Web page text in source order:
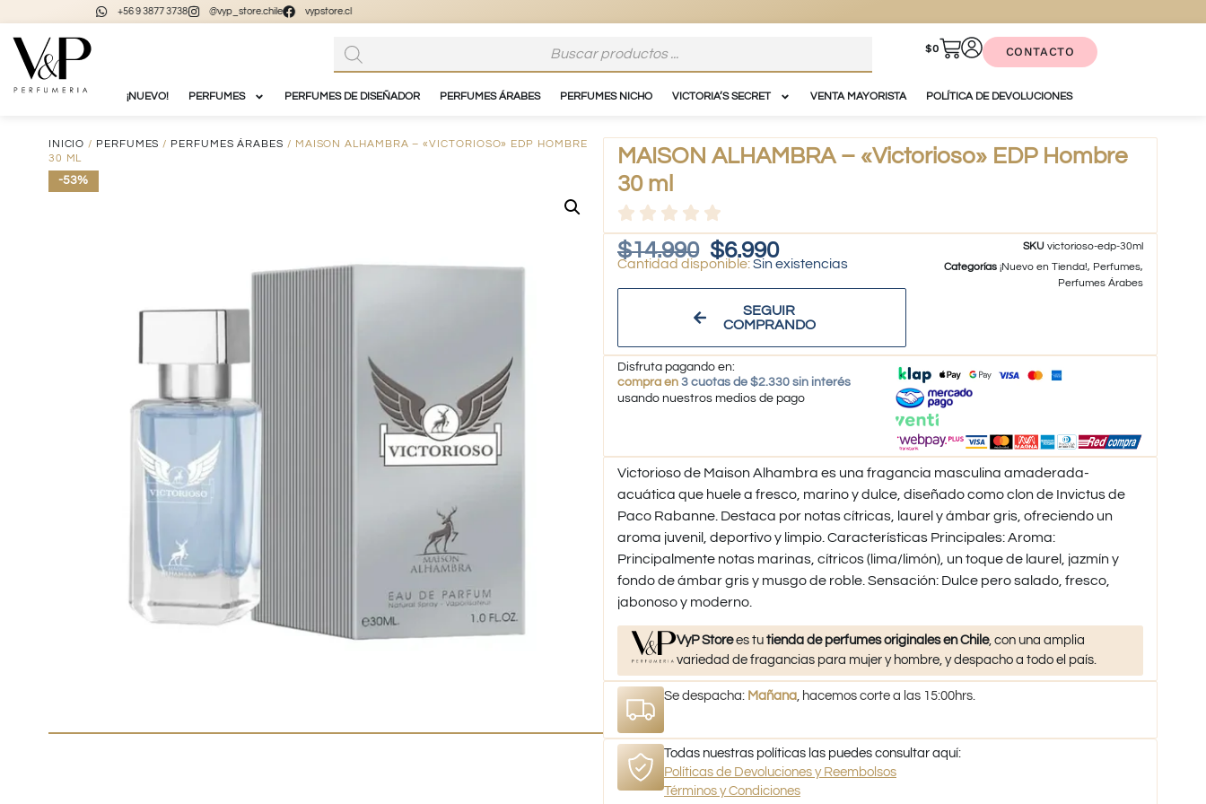
+56 9 3877 3738 @vyp_store.chile vypstore.cl
$0 CONTACTO
¡NUEVO! PERFUMES PERFUMES DE DISEÑADOR PERFUMES ÁRABES PERFUMES NICHO VICTORIA’S SECRET VENTA MAYORISTA POLÍTICA DE DEVOLUCIONES
INICIO / PERFUMES / PERFUMES ÁRABES / MAISON ALHAMBRA – «VICTORIOSO» EDP HOMBRE
30 ML
-53%
MAISON ALHAMBRA – «Victorioso» EDP Hombre
30 ml
$14.990 $6.990
Sin existencias
SEGUIR
COMPRANDO
SKUvictorioso-edp-30ml
Categorías ¡Nuevo en Tienda!, Perfumes,
Perfumes Árabes
Disfruta pagando en:
compra en 3 cuotas de $2.330 sin interés
usando nuestros medios de pago
Victorioso de Maison Alhambra es una fragancia masculina amaderada-
acuática que huele a fresco, marino y dulce, diseñado como clon de Invictus de
Paco Rabanne. Destaca por notas cítricas, laurel y ámbar gris, ofreciendo un
aroma juvenil, deportivo y limpio. Características Principales: Aroma:
Principalmente notas marinas, cítricos (lima/limón), un toque de laurel, jazmín y
fondo de ámbar gris y musgo de roble. Sensación: Dulce pero salado, fresco,
jabonoso y moderno.
VyP Storees tutienda de perfumes originales en Chile, con una amplia
variedad de fragancias para mujer y hombre, y despacho a todo el país.
Se despacha: Mañana, hacemos corte a las 15:00hrs.
Todas nuestras políticas las puedes consultar aquí:
Políticas de Devoluciones y Reembolsos
Términos y Condiciones